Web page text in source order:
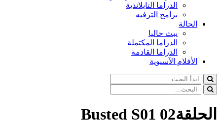
الدراما التايلاندية
برامج الترفيه
الحالة
يبث حاليا
الدراما المكتملة
الدراما القادمة
الأفلام الآسيوية
الحلقة02 Busted S01